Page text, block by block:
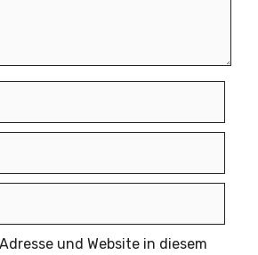
und Website in diesem